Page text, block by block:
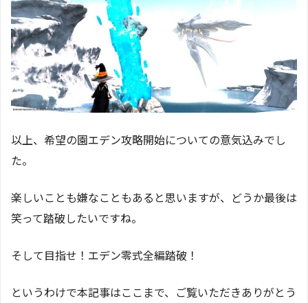
以上、希望の園エデン攻略開始についての意気込みでし
た。
楽しいことも嫌なこともあると思いますが、どうか最後は
笑って踏破したいですね。
そして目指せ！エデン零式全編踏破！
というわけで本記事はここまで、ご覧いただきありがとう